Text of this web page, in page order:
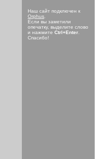
Наш сайт подключен к
Orphus
Если вы заметили
опечатку, выделите слово
и нажмите Ctrl+Enter
Спасибо!